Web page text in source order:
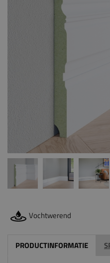
Vochtwerend
PRODUCTINFORMATIE